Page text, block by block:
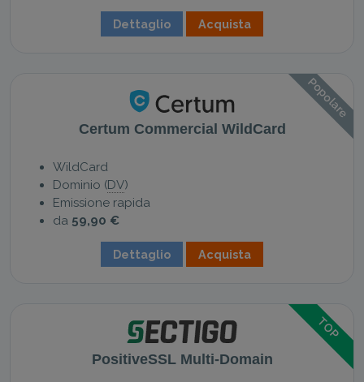
Dettaglio Acquista
Popolare
Certum Commercial WildCard
WildCard
Dominio (DV)
Emissione rapida
da 59,90 €
Dettaglio Acquista
TOP
PositiveSSL Multi-Domain